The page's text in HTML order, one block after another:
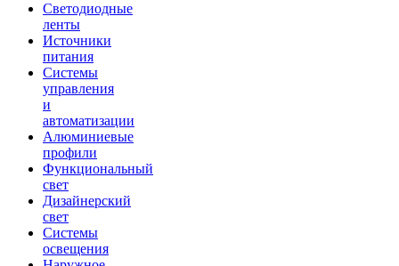
Светодиодные
ленты
Источники
питания
Системы
управления
и
автоматизации
Алюминиевые
профили
Функциональный
свет
Дизайнерский
свет
Системы
освещения